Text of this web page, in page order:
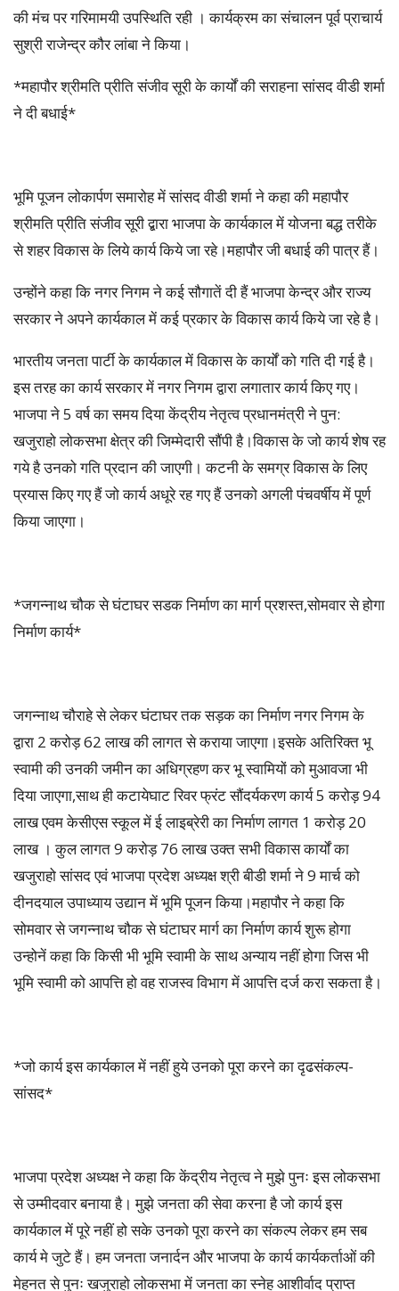
की मंच पर गरिमामयी उपस्थिति रही । कार्यक्रम का संचालन पूर्व प्राचार्य
सुश्री राजेन्द्र कौर लांबा ने किया।
*महापौर श्रीमति प्रीति संजीव सूरी के कार्यों की सराहना सांसद वीडी शर्मा
ने दी बधाई*
भूमि पूजन लोकार्पण समारोह में सांसद वीडी शर्मा ने कहा की महापौर
श्रीमति प्रीति संजीव सूरी द्बारा भाजपा के कार्यकाल में योजना बद्ध तरीके
से शहर विकास के लिये कार्य किये जा रहे।महापौर जी बधाई की पात्र हैं।
उन्होंने कहा कि नगर निगम ने कई सौगातें दी हैं भाजपा केन्द्र और राज्य
सरकार ने अपने कार्यकाल में कई प्रकार के विकास कार्य किये जा रहे है।
भारतीय जनता पार्टी के कार्यकाल में विकास के कार्यों को गति दी गई है।
इस तरह का कार्य सरकार में नगर निगम द्वारा लगातार कार्य किए गए।
भाजपा ने 5 वर्ष का समय दिया केंद्रीय नेतृत्व प्रधानमंत्री ने पुन:
खजुराहो लोकसभा क्षेत्र की जिम्मेदारी सौंपी है।विकास के जो कार्य शेष रह
गये है उनको गति प्रदान की जाएगी। कटनी के समग्र विकास के लिए
प्रयास किए गए हैं जो कार्य अधूरे रह गए हैं उनको अगली पंचवर्षीय में पूर्ण
किया जाएगा।
*जगन्नाथ चौक से घंटाघर सडक निर्माण का मार्ग प्रशस्त,सोमवार से होगा
निर्माण कार्य*
जगन्नाथ चौराहे से लेकर घंटाघर तक सड़क का निर्माण नगर निगम के
द्वारा 2 करोड़ 62 लाख की लागत से कराया जाएगा।इसके अतिरिक्त भू
स्वामी की उनकी जमीन का अधिग्रहण कर भू स्वामियों को मुआवजा भी
दिया जाएगा,साथ ही कटायेघाट रिवर फ्रंट सौंदर्यकरण कार्य 5 करोड़ 94
लाख एवम केसीएस स्कूल में ई लाइब्रेरी का निर्माण लागत 1 करोड़ 20
लाख । कुल लागत 9 करोड़ 76 लाख उक्त सभी विकास कार्यों का
खजुराहो सांसद एवं भाजपा प्रदेश अध्यक्ष श्री बीडी शर्मा ने 9 मार्च को
दीनदयाल उपाध्याय उद्यान में भूमि पूजन किया।महापौर ने कहा कि
सोमवार से जगन्नाथ चौक से घंटाघर मार्ग का निर्माण कार्य शुरू होगा
उन्होनें कहा कि किसी भी भूमि स्वामी के साथ अन्याय नहीं होगा जिस भी
भूमि स्वामी को आपत्ति हो वह राजस्व विभाग में आपत्ति दर्ज करा सकता है।
*जो कार्य इस कार्यकाल में नहीं हुये उनको पूरा करने का दृढसंकल्प-
सांसद*
भाजपा प्रदेश अध्यक्ष ने कहा कि केंद्रीय नेतृत्व ने मुझे पुनः इस लोकसभा
से उम्मीदवार बनाया है। मुझे जनता की सेवा करना है जो कार्य इस
कार्यकाल में पूरे नहीं हो सके उनको पूरा करने का संकल्प लेकर हम सब
कार्य मे जुटे हैं। हम जनता जनार्दन और भाजपा के कार्य कार्यकर्ताओं की
मेहनत से पुनः खजुराहो लोकसभा में जनता का स्नेह आशीर्वाद प्राप्त